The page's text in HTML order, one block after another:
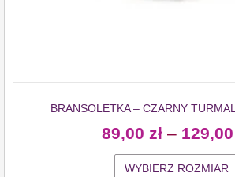
BRANSOLETKA – CZARNY
89,00 zł – 129,00
WYBIERZ ROZMIAR